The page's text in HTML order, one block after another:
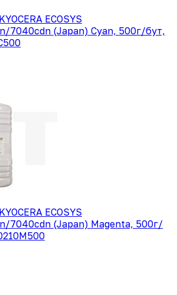
ECOSYS
7040cdn (Japan) Cyan, 500г/бут,
ECOSYS
7040cdn (Japan) Magenta, 500г/